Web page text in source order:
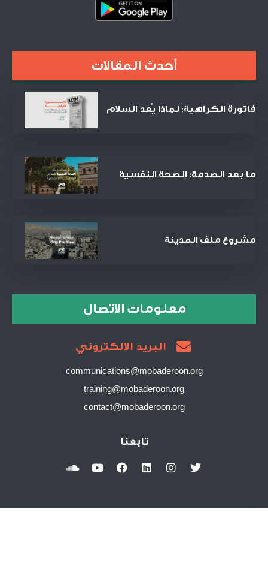
أحدث المقالات
فاتورة الكراهية: لماذا يُعد السلام
ما بعد الصدمة: الصحة النفسية
مشروع ملف المدينة
معلومات الاتصال
البريد الالكتروني
communications@mobaderoon.org
training@mobaderoon.org
contact@mobaderoon.org
تابعنا